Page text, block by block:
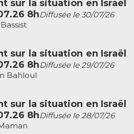
sur la situation en Israël
8hDiffusée le 30/07/26
sur la situation en Israël
8hDiffusée le 29/07/26
Bahloul
sur la situation en Israël
8hDiffusée le 28/07/26